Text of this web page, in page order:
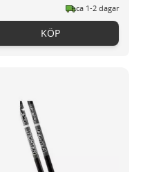
ca 1-2 dagar
KÖP